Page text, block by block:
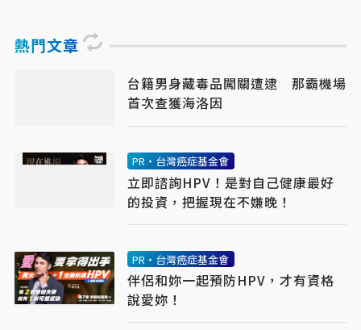
熱門文章
台籍男身藏毒品闖關遭逮 那霸機場
首次查獲海洛因
PR・台灣癌症基金會
立即諮詢HPV！是對自己健康最好
的投資，把握現在不嫌晚！
PR・台灣癌症基金會
伴侶和妳一起預防HPV，才有資格
說愛妳！